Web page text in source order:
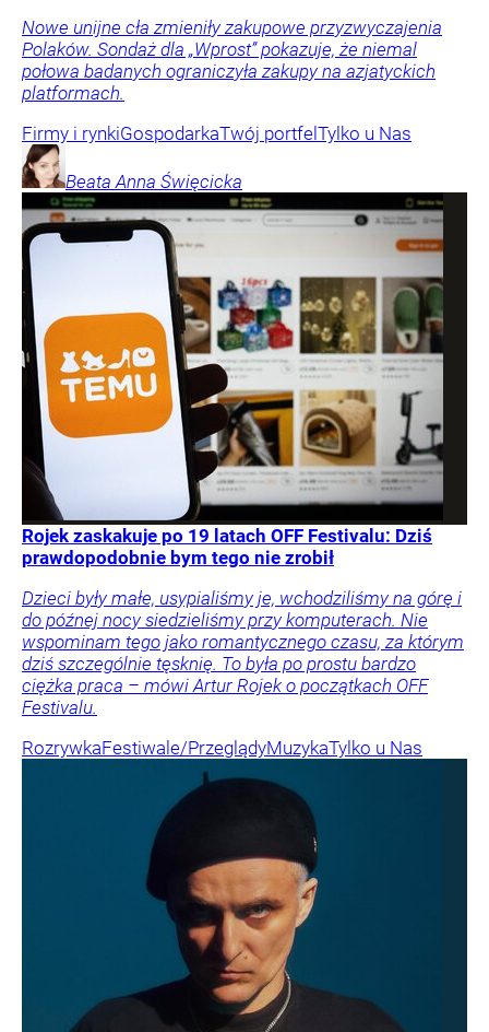
Nowe unijne cła zmieniły zakupowe przyzwyczajenia
Polaków. Sondaż dla „Wprost” pokazuje, że niemal
połowa badanych ograniczyła zakupy na azjatyckich
platformach.
Firmy i rynkiGospodarkaTwój portfel Tylko u Nas
Beata Anna Święcicka
Rojek zaskakuje po 19 latach OFF Festivalu: Dziś
prawdopodobnie bym tego nie zrobił
Dzieci były małe, usypialiśmy je, wchodziliśmy na górę i
do późnej nocy siedzieliśmy przy komputerach. Nie
wspominam tego jako romantycznego czasu, za którym
dziś szczególnie tęsknię. To była po prostu bardzo
ciężka praca – mówi Artur Rojek o początkach OFF
Festivalu.
RozrywkaFestiwale/PrzeglądyMuzykaTylko u Nas